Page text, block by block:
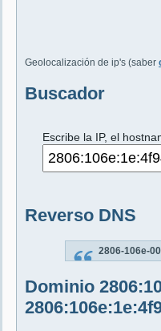
Geolocalización de ip's (saber
Buscador
Escribe la IP, el
Reverso DNS
2806-106e-
Dominio